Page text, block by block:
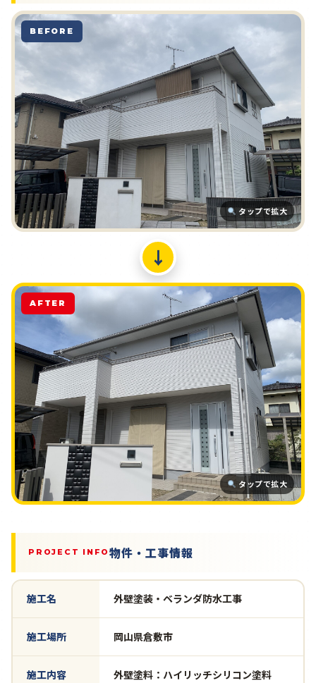
タップで拡大
BEFORE
↓
タップで拡大
AFTER
PROJECT INFO物件・工事情報
施工名 外壁塗装・ベランダ防水工事
施工場所 岡山県倉敷市
施工内容
外壁塗料：ハイリッチシリコン塗料